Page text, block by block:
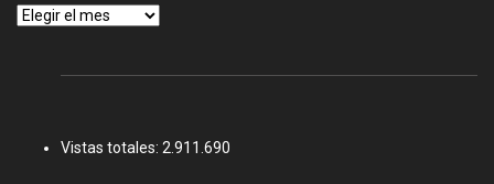
Archivos
Vistas totales: 2.911.690